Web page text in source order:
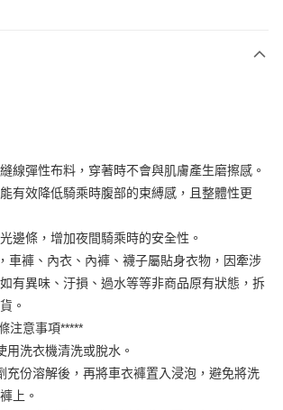
付」】
員、不需綁卡、不需儲值。
碼，簡訊認證，即可結帳。
／服務後，再付款。
結帳流程】
證並確認金額後，即可完成結帳。
您將收到繳費通知簡訊。
後14天內，點擊此簡訊中的連結，可透過四大超商／
元方式進行付款，方視為交易完成。
成當下不需立刻繳費，但若您需要取消訂單，請聯絡
商家同意取消之訂單仍視為有效，需透過AFTEE先享
線彈性布料，穿著時不會與肌膚產生磨擦感。
有效降低騎乘時腹部的束縛感，且整體性更
邊條，增加夜間騎乘時的安全性。
車褲、內衣、內褲、襪子屬貼身衣物，因牽涉
有異味、汙損、過水等等非商品原有狀態，拆
。
注意事項*****
用洗衣機清洗或脫水。
充份溶解後，再將車衣褲置入浸泡，避免將洗
上。